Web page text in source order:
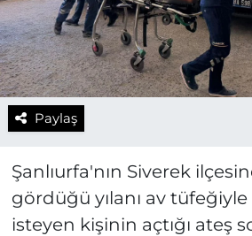
Paylaş
Şanlıurfa'nın Siverek
gördüğü yılanı av
isteyen kişinin açtığı ateş